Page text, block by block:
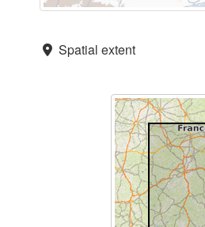
Spatial extent